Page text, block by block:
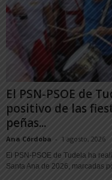
El PSN-PSOE de
positivo de las
peñas...
Ana Córdoba - 1 agosto, 2026
El PSN-PSOE de Tudela ha
Santa Ana de 2026, marcadas